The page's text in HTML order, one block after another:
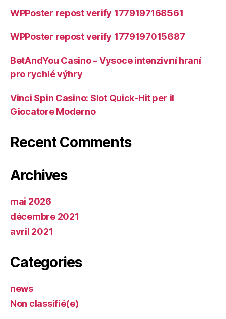
WPPoster repost verify 1779197168561
WPPoster repost verify 1779197015687
BetAndYou Casino – Vysoce intenzivní hraní
pro rychlé výhry
Vinci Spin Casino: Slot Quick‑Hit per il
Giocatore Moderno
Recent Comments
Archives
mai 2026
décembre 2021
avril 2021
Categories
news
Non classifié(e)